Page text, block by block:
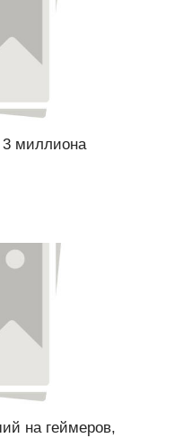
3 миллиона
на геймеров,